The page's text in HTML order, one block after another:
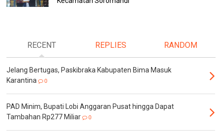
RECENT REPLIES RANDOM
Jelang Bertugas, Paskibraka Kabupaten Bima Masuk
Karantina
0
PAD Minim, Bupati Lobi Anggaran Pusat hingga Dapat
Tambahan Rp277 Miliar
0